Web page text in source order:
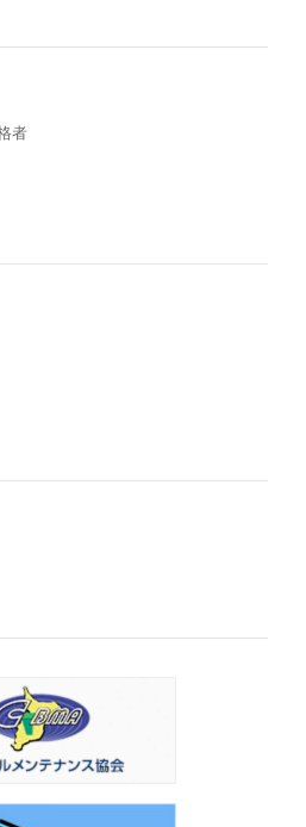
者